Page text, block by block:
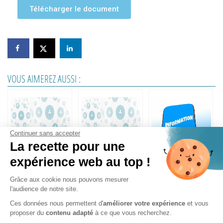
Continuer sans accepter
La recette pour une
expérience web au top !
Grâce aux cookie nous pouvons mesurer
l'audience de notre site.
Ces données nous permettent d'améliorer votre expérience et vous
proposer du contenu adapté à ce que vous recherchez.
Télécharger le document
VOUS AIMEREZ AUSSI :
Le registre unique du
personnel
Embauche d’un
salarié
AIDE A L’EMBAUCHE
POUR UN PREMIER
SALARIE